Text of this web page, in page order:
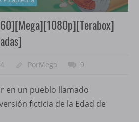
PorMega 9
en un pueblo llamado
ficticia de la Edad de